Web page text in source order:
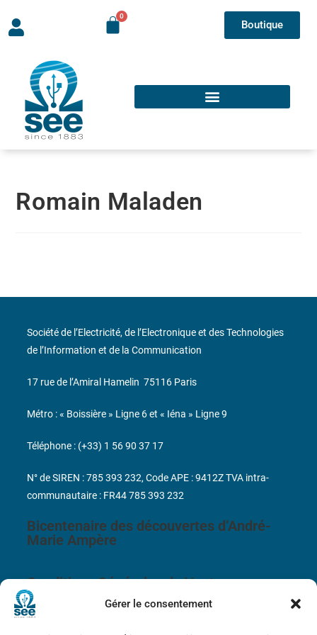
Gérer le consentement
Boutique
Romain Maladen
Bicentenaire des découvertes d’André-
Marie Ampère
Conditions Générales de Vente
Société de l’Electricité, de l’Electronique et des Technologies
de l’Information et de la Communication
17 rue de l’Amiral Hamelin 75116 Paris
Métro : « Boissière » Ligne 6 et « Iéna » Ligne 9
Téléphone : (+33) 1 56 90 37 17
N° de SIREN : 785 393 232, Code APE : 9412Z TVA intra-
communautaire : FR44 785 393 232